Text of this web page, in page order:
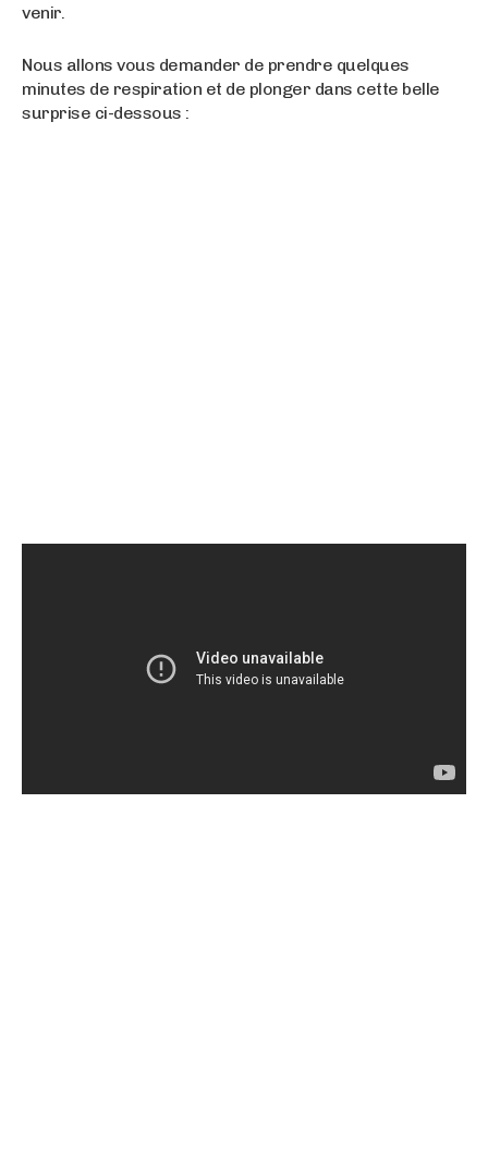
venir.
Nous allons vous demander de prendre quelques
minutes de respiration et de plonger dans cette belle
surprise ci-dessous :